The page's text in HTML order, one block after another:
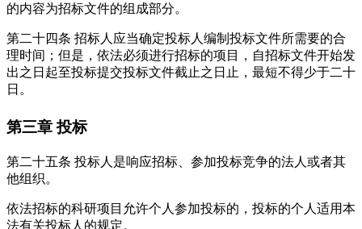
的内容为招标文件的组成部分。
第二十四条 招标人应当确定投标人编制投标文件所需要的合
理时间；但是，依法必须进行招标的项目，自招标文件开始发
出之日起至投标提交投标文件截止之日止，最短不得少于二十
日。
第三章 投标
第二十五条 投标人是响应招标、参加投标竞争的法人或者其
他组织。
依法招标的科研项目允许个人参加投标的，投标的个人适用本
法有关投标人的规定。